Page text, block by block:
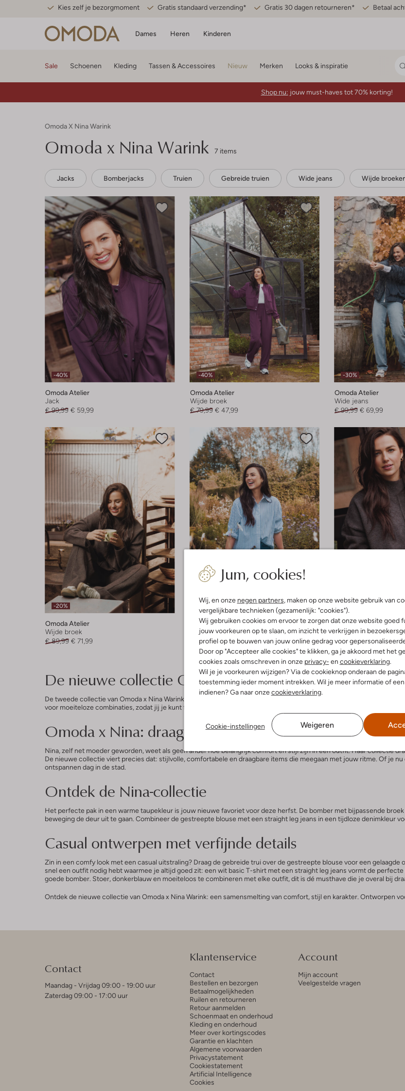
Kies zelf je bezorgmoment Gratis standaard verzending* Gratis 30 dagen retourneren* Betaal
Dames Heren Kinderen
Jum, cookies!
Wij, en onze negen partners, maken op onze website gebruik van
vergelijkbare technieken (gezamenlijk: "cookies").
Wij gebruiken cookies om ervoor te zorgen dat onze website goed
jouw voorkeuren op te slaan, om inzicht te verkrijgen in
profiel op te bouwen van jouw online gedrag voor
Door op "Accepteer alle cookies" te klikken, ga je akkoord met het
cookies zoals omschreven in onze privacy- en cookieverklaring.
Wil je je voorkeuren wijzigen? Via de cookieknop onderaan de
toestemming ieder moment intrekken. Wil je meer informatie of
indienen? Ga naar onzecookieverklaring.
Cookie-instellingen Weigeren
Sale Schoenen Kleding Tassen & Accessoires Nieuw Merken Looks & inspiratie
Shop nu: jouw must-haves tot 70% korting!
Omoda X Nina Warink
Omoda x Nina Warink 7 items
Jacks Bomberjacks Truien Gebreide truien Wide jeans Wijde
-40%
Omoda Atelier
Jack
€ 99,99 € 59,99
-40%
Omoda Atelier
Wijde broek
€ 79,99 € 47,99
-30%
Omoda Atelier
Wide jeans
€ 99,99 € 69,99
-20%
Omoda Atelier
Wijde broek
€ 89,99 € 71,99
Omoda Atelier
Blouse
€ 69,99 € 55,99
-20%
Omoda Atelier
Trui
€ 89,99 € 71,99
De nieuwe collectie Omoda x Nina Warink
De tweede collectie van Omoda x Nina Warink is er. Het is een ode aan stijl die past bij het leven van nu. Van zachte
voor moeiteloze combinaties, zodat jij je kunt focussen op wat écht belangrijk is.
Omoda x Nina: draagbare looks
Nina, zelf net moeder geworden, weet als geen ander hoe belangrijk comfort én stijl zijn in één outfit. Haar collectie
De nieuwe collectie viert precies dat: stijlvolle, comfortabele en draagbare items die meegaan met jouw ritme. Of je
ontspannen dag in de stad.
Ontdek de Nina-collectie
Het perfecte pak in een warme taupekleur is jouw nieuwe favoriet voor deze herfst. De bomber met bijpassende
beweging de deur uit te gaan. Combineer de gestreepte blouse met een straight leg jeans in een tijdloze denimkleur
Casual ontwerpen met verfijnde details
Zin in een comfy look met een casual uitstraling? Draag de gebreide trui over de gestreepte blouse voor een
snel een outfit nodig hebt waarmee je altijd goed zit: een wit basic T-shirt met een straight leg jeans vormt de
goede bomber. Stoer, donkerblauw en moeiteloos te combineren met elke outfit, dit is dé musthave die je overal bij
Ontdek de nieuwe collectie van Omoda x Nina Warink: een samensmelting van comfort, stijl en karakter. Ontworpen
Contact
Maandag - Vrijdag 09:00 - 19:00 uur
Zaterdag 09:00 - 17:00 uur
Klantenservice
Contact
Bestellen en bezorgen
Betaalmogelijkheden
Ruilen en retourneren
Retour aanmelden
Schoenmaat en onderhoud
Kleding en onderhoud
Meer over kortingscodes
Garantie en klachten
Algemene voorwaarden
Privacystatement
Cookiestatement
Artificial Intelligence
Cookies
Account
Mijn account
Veelgestelde vragen